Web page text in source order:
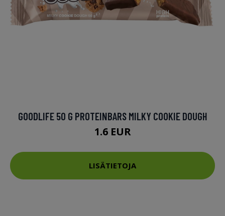
GOODLIFE 50 G PROTEINBARS MILKY COOKIE DOUGH
1.6 EUR
LISÄTIETOJA